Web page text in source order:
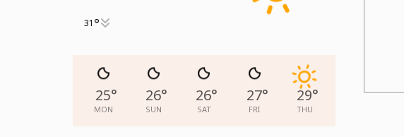
31°
29°
THU
27°
FRI
26°
SAT
26°
SUN
25°
MON